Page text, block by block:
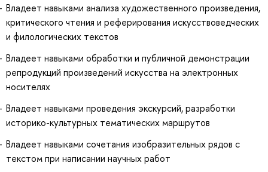
Владеет навыками анализа художественного произведения,
критического чтения и реферирования искусствоведческих
и филологических текстов
Владеет навыками обработки и публичной демонстрации
репродукций произведений искусства на электронных
носителях
Владеет навыками проведения экскурсий, разработки
историко-культурных тематических маршрутов
Владеет навыками сочетания изобразительных рядов с
текстом при написании научных работ